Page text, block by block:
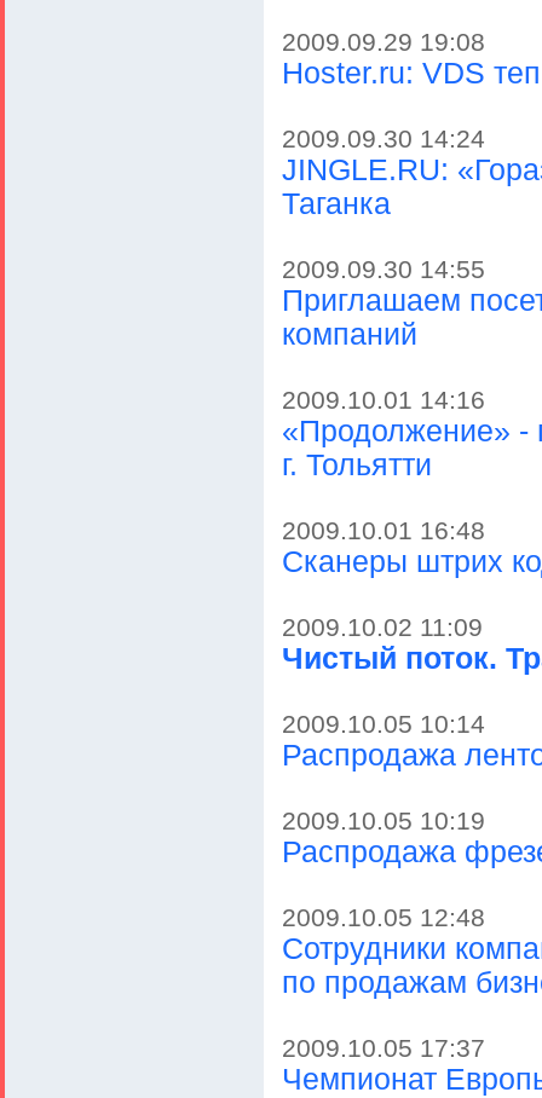
2009.09.29 19:08
Hoster.ru: VDS
2009.09.30 14:24
JINGLE.RU:
Таганка
2009.09.30 14:55
Приглашаем
компаний
2009.10.01 14:16
«Продолжение» -
г. Тольятти
2009.10.01 16:48
Сканеры штрих
2009.10.02 11:09
Чистый поток.
2009.10.05 10:14
Распродажа
2009.10.05 10:19
Распродажа
2009.10.05 12:48
Сотрудники
по продажам
2009.10.05 17:37
Чемпионат